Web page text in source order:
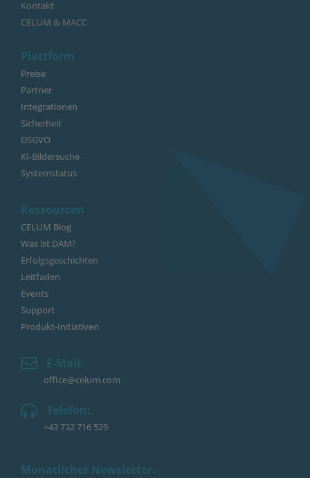
Kontakt
CELUM & MACC
Plattform
Preise
Partner
Integrationen
Sicherheit
DSGVO
KI-Bildersuche
Systemstatus
Ressourcen
CELUM Blog
Was ist DAM?
Erfolgsgeschichten
Leitfaden
Events
Support
Produkt-Initiativen
E-Mail:
office@celum.com
Telefon:
+43 732 716 529
Monatlicher Newsletter: